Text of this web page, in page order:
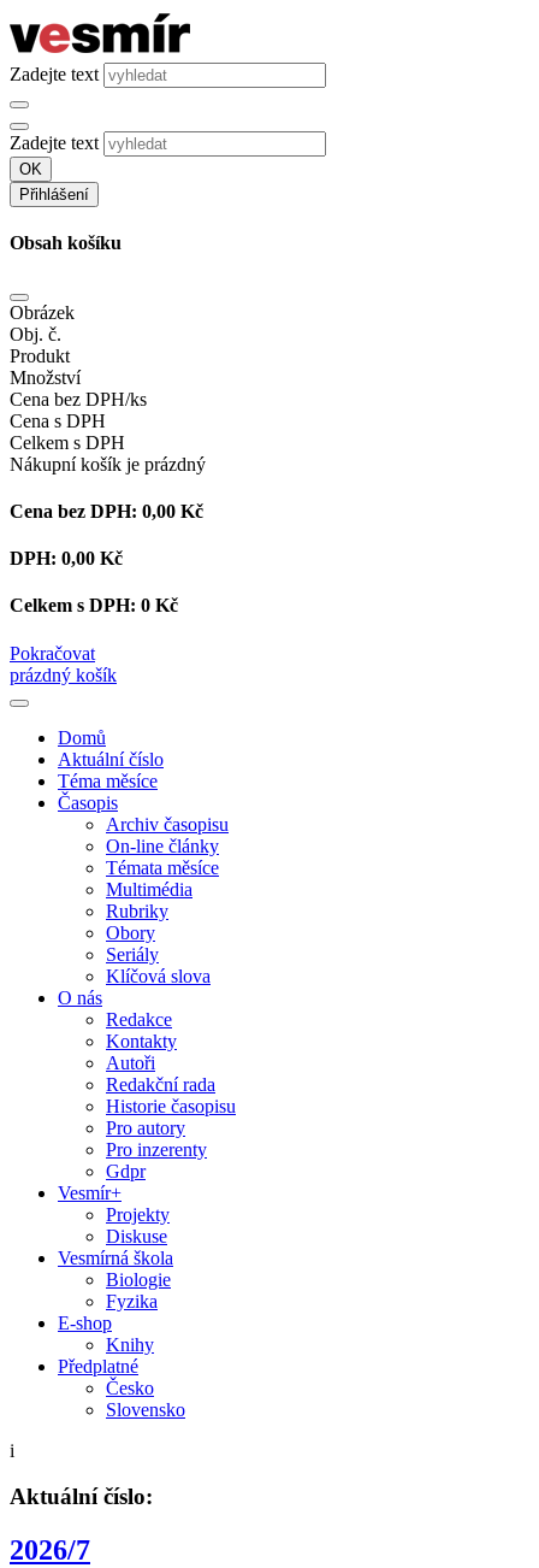
Zadejte text
Zadejte text
OK
Přihlášení
Obsah košíku
Obrázek
Obj. č.
Produkt
Množství
Cena bez DPH/ks
Cena s DPH
Celkem s DPH
Nákupní košík je prázdný
Cena bez DPH: 0,00 Kč
DPH: 0,00 Kč
Celkem s DPH: 0 Kč
Pokračovat
prázdný košík
Domů
Aktuální číslo
Téma měsíce
Časopis
Archiv časopisu
On-line články
Témata měsíce
Multimédia
Rubriky
Obory
Seriály
Klíčová slova
O nás
Redakce
Kontakty
Autoři
Redakční rada
Historie časopisu
Pro autory
Pro inzerenty
Gdpr
Vesmír+
Projekty
Diskuse
Vesmírná škola
Biologie
Fyzika
E-shop
Knihy
Předplatné
Česko
Slovensko
i
Aktuální číslo:
2026/7